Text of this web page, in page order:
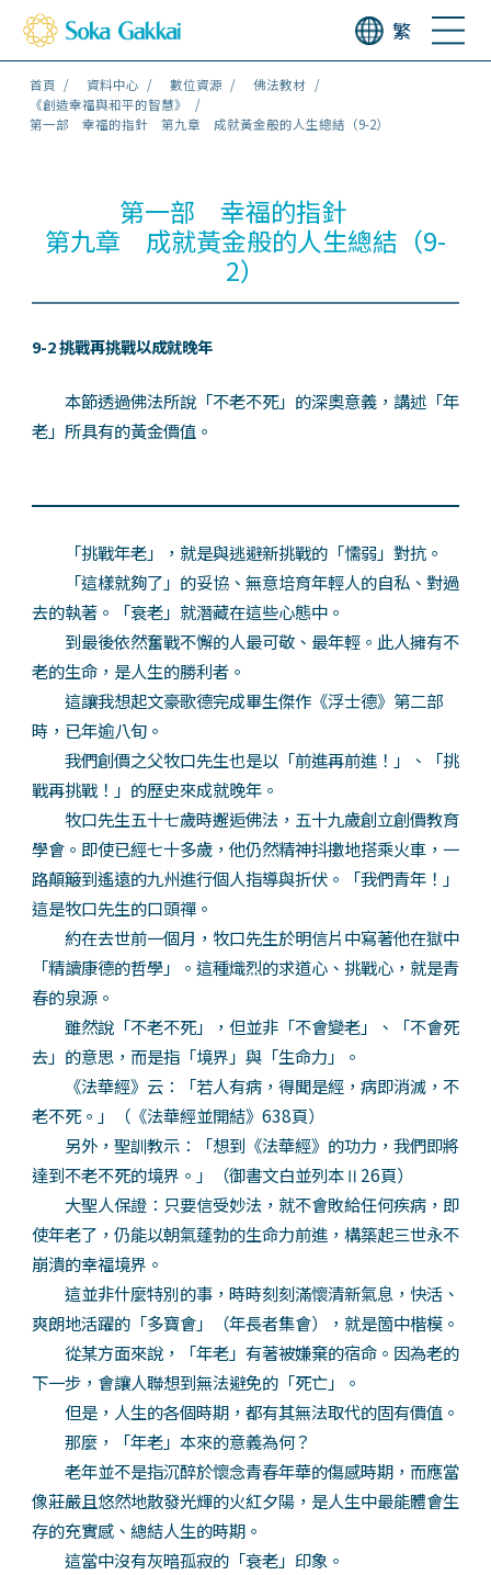
繁
首頁 資料中心 數位資源
佛法教材
《創造幸福與和平的智慧》
第一部 幸福的指針 第九章 成就黃金般的人生總結（9-2）
第一部 幸福的指針
第九章 成就黃金般的人生總結（9-
2）
9-2 挑戰再挑戰以成就晚年
本節透過佛法所說「不老不死」的深奧意義，講述「年
老」所具有的黃金價值。
「挑戰年老」，就是與逃避新挑戰的「懦弱」對抗。
「這樣就夠了」的妥協、無意培育年輕人的自私、對過
去的執著。「衰老」就潛藏在這些心態中。
到最後依然奮戰不懈的人最可敬、最年輕。此人擁有不
老的生命，是人生的勝利者。
這讓我想起文豪歌德完成畢生傑作《浮士德》第二部
時，已年逾八旬。
我們創價之父牧口先生也是以「前進再前進！」、「挑
戰再挑戰！」的歷史來成就晚年。
牧口先生五十七歲時邂逅佛法，五十九歲創立創價教育
學會。即使已經七十多歲，他仍然精神抖擻地搭乘火車，一
路顛簸到遙遠的九州進行個人指導與折伏。「我們青年！」
這是牧口先生的口頭禪。
約在去世前一個月，牧口先生於明信片中寫著他在獄中
「精讀康德的哲學」。這種熾烈的求道心、挑戰心，就是青
春的泉源。
雖然說「不老不死」，但並非「不會變老」、「不會死
去」的意思，而是指「境界」與「生命力」。
《法華經》云：「若人有病，得聞是經，病即消滅，不
老不死。」（《法華經並開結》638頁）
另外，聖訓教示：「想到《法華經》的功力，我們即將
達到不老不死的境界。」（御書文白並列本Ⅱ26頁）
大聖人保證：只要信受妙法，就不會敗給任何疾病，即
使年老了，仍能以朝氣蓬勃的生命力前進，構築起三世永不
崩潰的幸福境界。
這並非什麼特別的事，時時刻刻滿懷清新氣息，快活、
爽朗地活躍的「多寶會」（年長者集會），就是箇中楷模。
從某方面來說，「年老」有著被嫌棄的宿命。因為老的
下一步，會讓人聯想到無法避免的「死亡」。
但是，人生的各個時期，都有其無法取代的固有價值。
那麼，「年老」本來的意義為何？
老年並不是指沉醉於懷念青春年華的傷感時期，而應當
像莊嚴且悠然地散發光輝的火紅夕陽，是人生中最能體會生
存的充實感、總結人生的時期。
這當中沒有灰暗孤寂的「衰老」印象。